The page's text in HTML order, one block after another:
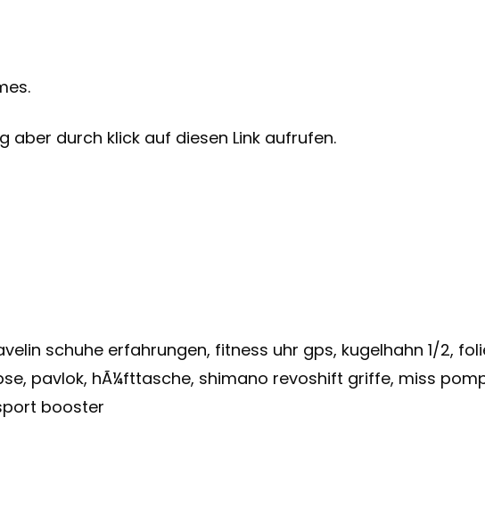
aber durch klick auf diesen Link aufrufen.
schuhe erfahrungen, fitness uhr gps, kugelhahn 1/2,
pavlok, hÃ¼fttasche, shimano revoshift griffe, miss
booster